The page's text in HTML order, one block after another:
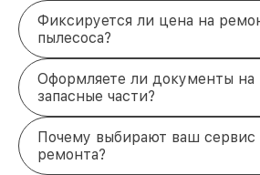
Фиксируется ли цена на
пылесоса?
Оформляете ли документы на
запасные части?
Почему выбирают ваш сервис
ремонта?